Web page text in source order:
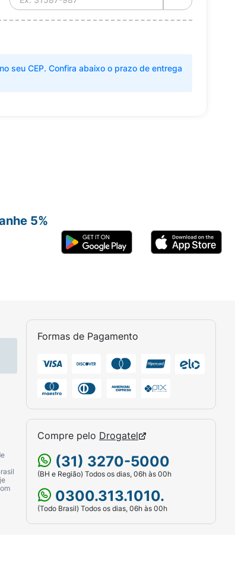
seu CEP. Confira abaixo o prazo de entrega
Formas de Pagamento
Compre pelo Drogatel
(31) 3270-5000
(BH e Região) Todos os dias, 06h às 00h
0300.313.1010.
(Todo Brasil) Todos os dias, 06h às 00h
5%